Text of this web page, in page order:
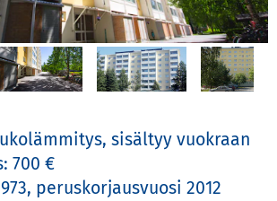
sisältyy vuokraan
700 €
peruskorjausvuosi 2012